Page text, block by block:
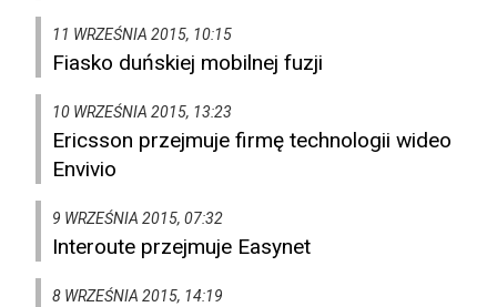
11 WRZEŚNIA 2015, 10:15
Fiasko duńskiej mobilnej fuzji
10 WRZEŚNIA 2015, 13:23
Ericsson przejmuje firmę technologii wideo
Envivio
9 WRZEŚNIA 2015, 07:32
Interoute przejmuje Easynet
8 WRZEŚNIA 2015, 14:19